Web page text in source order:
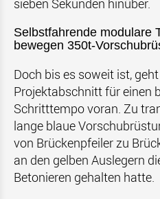
sieben Sekunden hinüber.
Selbstfahrende modulare
bewegen 350t-
Doch bis es soweit ist,
Projektabschnitt für einen
Schritttempo voran. Zu
lange blaue
von Brückenpfeiler zu
an den gelben Auslegern
Betonieren gehalten hatte.